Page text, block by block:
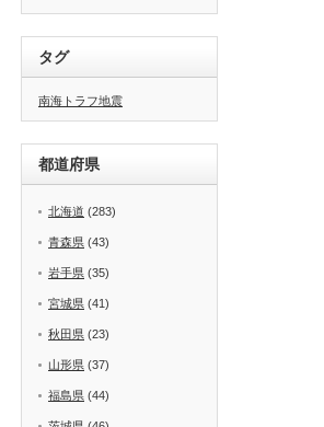
タグ
南海トラフ地震
都道府県
北海道 (283)
青森県 (43)
岩手県 (35)
宮城県 (41)
秋田県 (23)
山形県 (37)
福島県 (44)